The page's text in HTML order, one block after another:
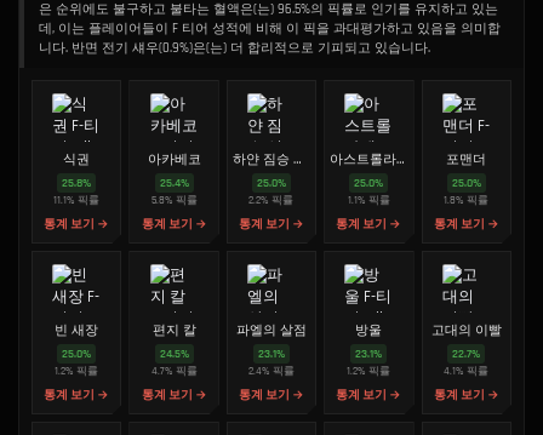
은 순위에도 불구하고 불타는 혈액은(는) 96.5%의 픽률로 인기를 유지하고 있는
데, 이는 플레이어들이 F 티어 성적에 비해 이 픽을 과대평가하고 있음을 의미합
니다. 반면 전기 섀우(0.9%)은(는) 더 합리적으로 기피되고 있습니다.
식권
25.8%
11.1%픽률
통계 보기 →
아카베코
25.4%
5.8% 픽률
통계 보기 →
하얀 짐승 석상
25.0%
2.2%픽률
통계 보기 →
아스트롤라베
25.0%
1.1% 픽률
통계 보기 →
포맨더
25.0%
1.8%픽률
통계 보기 →
빈 새장
25.0%
1.2%픽률
통계 보기 →
편지 칼
24.5%
4.7% 픽률
통계 보기 →
파엘의 살점
23.1%
2.4% 픽률
통계 보기 →
방울
23.1%
1.2%픽률
통계 보기 →
고대의 이빨
22.7%
4.1%픽률
통계 보기 →